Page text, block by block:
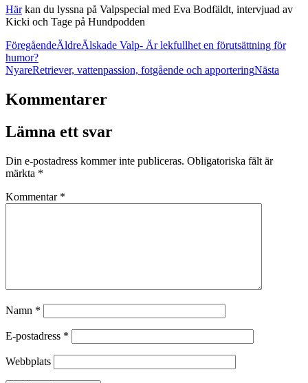
Härkan du lyssna på Valpspecial med Eva Bodfäldt, intervjuad av
Kicki och Tage på Hundpodden
FöregåendeÄldreÄlskade Valp- Är lekfullhet en förutsättning för
humor?
NyareRetriever, vattenpassion, fotgående och apporteringNästa
Kommentarer
Lämna ett svar
Din e-postadress kommer inte publiceras. Obligatoriska fält är
märkta *
Kommentar *
Namn *
E-postadress *
Webbplats